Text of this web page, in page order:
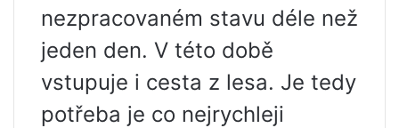
nezpracovaném stavu déle než
jeden den. V této době
vstupuje i cesta z lesa. Je tedy
potřeba je co nejrychleji